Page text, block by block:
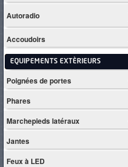
Autoradio
Accoudoirs
EQUIPEMENTS EXTÈRIEURS
Poignées de portes
Phares
Marchepieds latéraux
Jantes
Feux à LED